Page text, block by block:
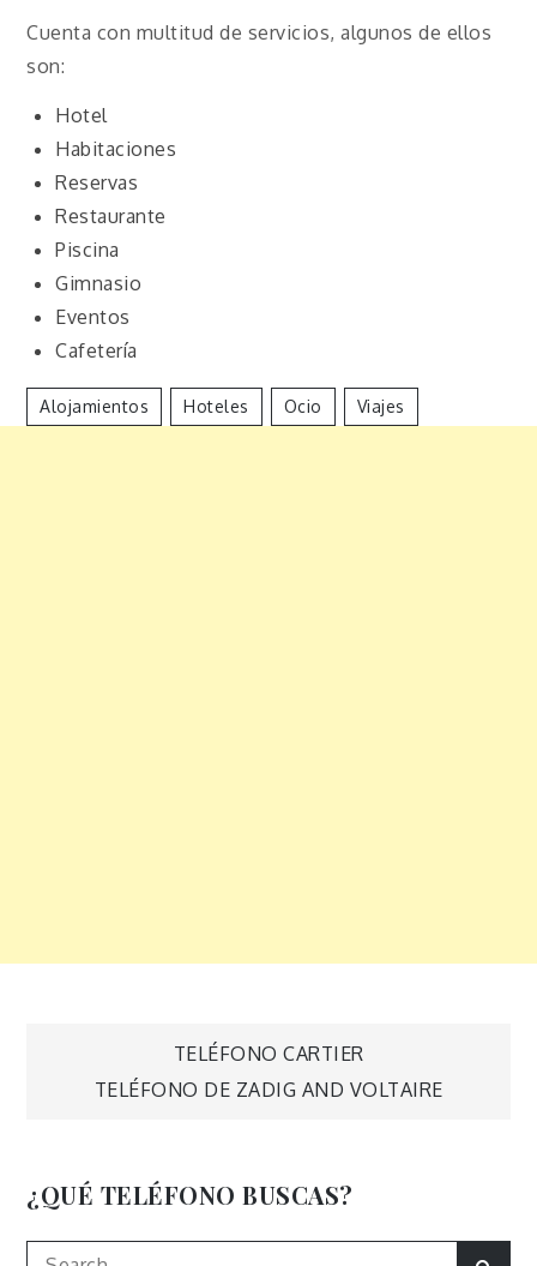
Cuenta con multitud de servicios, algunos de ellos
son:
Hotel
Habitaciones
Reservas
Restaurante
Piscina
Gimnasio
Eventos
Cafetería
Alojamientos Hoteles Ocio Viajes
Navegación
entradas
TELÉFONO CARTIER
TELÉFONO DE ZADIG AND VOLTAIRE
¿QUÉ TELÉFONO BUSCAS?
Search